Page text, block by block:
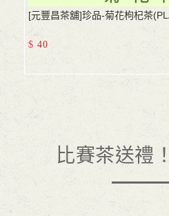
[元豐昌茶舖]珍品-菊花枸杞茶
$ 40
比賽茶送禮